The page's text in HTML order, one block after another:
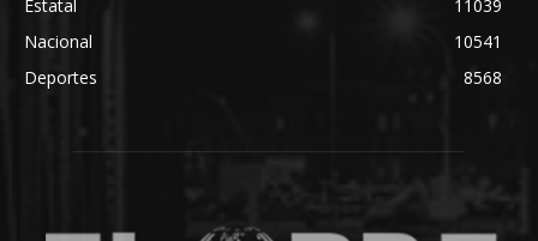
Estatal
11039
Nacional
10541
Deportes
8568